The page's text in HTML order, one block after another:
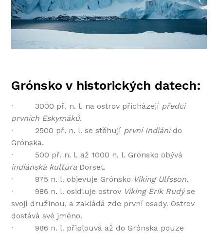
Grónsko v historických datech:
· 3000 př. n. l. na ostrov přicházejí předci
prvních Eskymáků.
· 2500 př. n. l. se stěhují první Indiánido
Grónska.
· 500 př. n. l. až 1000 n. l. Grónsko obývá
indiánská kulturaDorset.
· 875 n. l. objevuje Grónsko Viking Ulfsson.
· 986 n. l. osidluje ostrov Viking Erik Rudýse
svojí družinou, a zakládá zde první osady. Ostrov
dostává své jméno.
· 986 n. l. připlouvá až do Grónska pouze